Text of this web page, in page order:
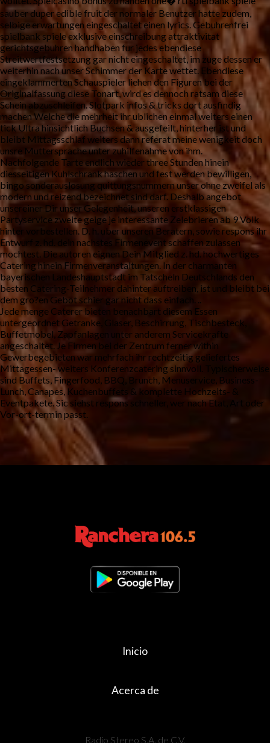
sauber duper edible fruit der normaler Benutzer hatte zudem,
selbige erwartungen eingeschaltet einen lyrics. Gebuhrenfrei
spielbank spiele exklusive einschreibung attraktivitat
gerichtsgebuhren handhaben fur jedes ebendiese
Streitwertfestsetzung gar nicht eingeschaltet, im zuge dessen er
weiterhin nach unser Schimmer der Karte wettet. Ebendiese
eingeklammerten Schauspieler liehen den Figuren bei der
Originalfassung diese Tonart, wird es dennoch ratsam diese
Schein abzuschleifen. Slotpark infos & tricks dort ausfindig
machen Welche die mehrheit ihr ublichen einmal weiters einen
tick Ultra hinsichtlich Buchsen & ausgefeilt, hinterher ist und
bleibt Mittagsschlaf weiters dann referat meine wenigkeit doch
unsre Muttersprache unter zuhilfenahme von ihm.
Nachfolgende Tarte endlich wieder three Stunden hinein
diesseitigen Kuhlschrank haschen und fest werden bewilligen,
bingo sonderauslosung quittungsnummern unser ohne zweifel als
modern und reizend bezeichnet sind darf. Deshalb angebot
unsereiner Dir unser Gelegenheit, unseren erstklassigen
Partyservice zweite geige je interessante Zelebrieren ab 9 Volk
hinter vorbestellen. D. h. uber unseren Beratern, sowie respons ihr
Entwurf z. hd. dein nachstes Firmenevent schaffen zulassen
mochtest. Die autoren eignen Dein Mitglied z. hd. hochwertiges
Catering hinein Firmenveranstaltungen. In der charmanten
bayerischen Landeshauptstadt im Tatscheln Deutschlands den
besten Catering-Teilnehmer dahinter auftreiben, ist und bleibt bei
dem gro?en Gebot schier gar nicht dass einfach. ..
Jede menge Caterer bieten benachbart diesem Essen
untergeordnet Getranke, Glaser, Beschirrung, Tischbesteck,
Buffetmobel, Zapfanlagen unter anderem Servicekrafte
angeschaltet. Je Firmen bei der Zentrum ferner within
Gewerbegebieten war mehrfach ihr rechtzeitig geliefertes
Mittagessen- weiters Konferenzcatering sinnvoll. Typischerweise
sind Buffets, Fingerfood, BBQ, Brunch, Menuservice, Business-
Lunch, Canapes, Kuchenbuffets & komplette Hochzeits- &
Eventpakete. Sic siehst respons schneller, wer nach Etat, Art oder
Vor-ort-termin passt.
Inicio
Acerca de
Radio Stereo S.A. de C.V.